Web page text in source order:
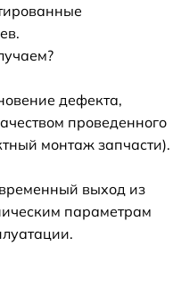
дефекта,
проведенного
монтаж запчасти).
выход из
параметрам